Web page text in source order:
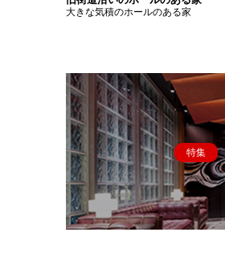
大きな気積のホールのある家
特集